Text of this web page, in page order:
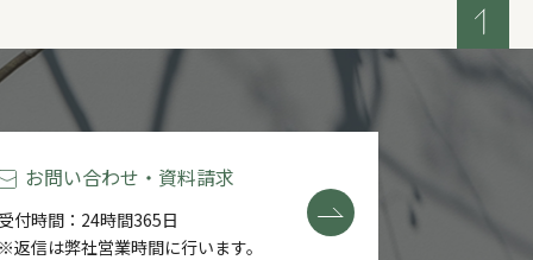
お問い合わせ・資料請求
受付時間：24時間365日
※返信は弊社営業時間に行います。